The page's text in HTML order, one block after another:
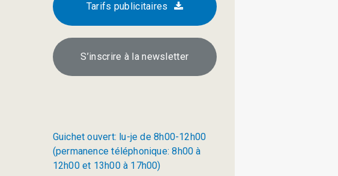
Tarifs publicitaires
S’inscrire à la newsletter
Guichet ouvert: lu-je de 8h00-12h00
(permanence téléphonique: 8h00 à
12h00 et 13h00 à 17h00)